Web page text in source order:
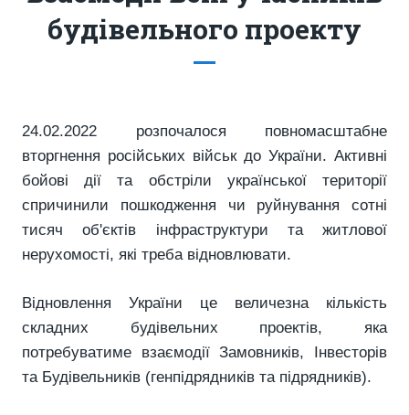
будівельного проекту
24.02.2022 розпочалося повномасштабне
вторгнення російських військ до України. Активні
бойові дії та обстріли української території
спричинили пошкодження чи руйнування сотні
тисяч об'єктів інфраструктури та житлової
нерухомості, які треба відновлювати.
Відновлення України це величезна кількість
складних будівельних проектів, яка
потребуватиме взаємодії Замовників, Інвесторів
та Будівельників (генпідрядників та підрядників).